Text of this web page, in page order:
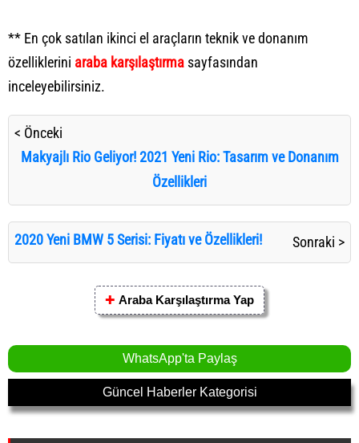
** En çok satılan ikinci el araçların teknik ve donanım
özelliklerini araba karşılaştırma sayfasından
inceleyebilirsiniz.
< Önceki
Makyajlı Rio Geliyor! 2021 Yeni Rio: Tasarım ve Donanım
Özellikleri
2020 Yeni BMW 5 Serisi: Fiyatı ve Özellikleri! Sonraki >
✚ Araba Karşılaştırma Yap
WhatsApp'ta Paylaş
Güncel Haberler Kategorisi